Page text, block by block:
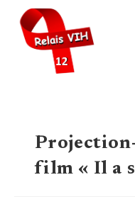
content
film « Il a